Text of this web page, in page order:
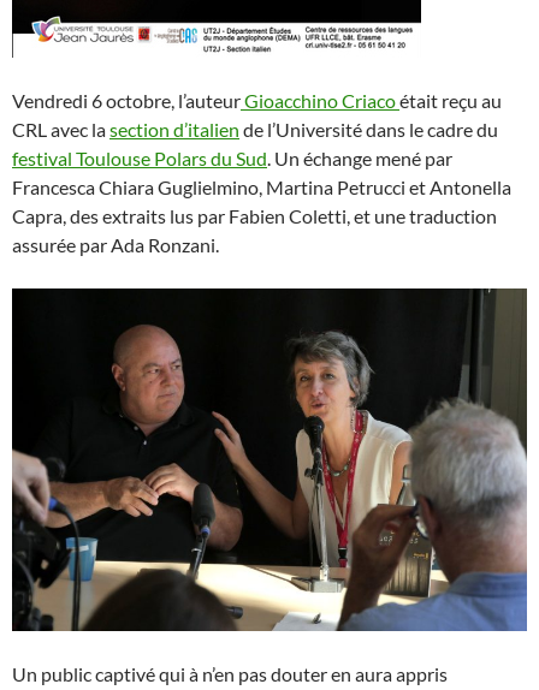
Vendredi 6 octobre, l’auteurGioacchino Criacoétait reçu au
CRL avec lasection d’italien de l’Université dans le cadre du
festival Toulouse Polars du Sud. Un échange mené par
Francesca Chiara Guglielmino, Martina Petrucci et Antonella
Capra, des extraits lus par Fabien Coletti, et une traduction
assurée par Ada Ronzani.
Un public captivé qui à n’en pas douter en aura appris